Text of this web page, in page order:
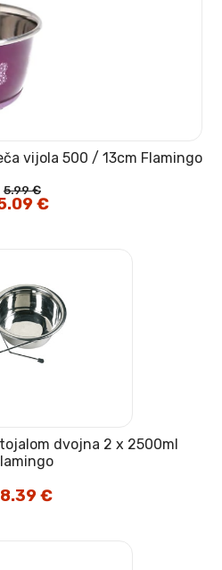
vijola 500 / 13cm Flamingo
5.99€
€Trenutna
cena
dvojna 2 x 2500ml
€